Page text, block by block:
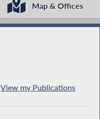
Map & Offices
View my Publications